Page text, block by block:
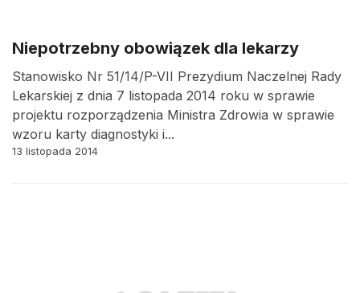
Niepotrzebny obowiązek dla lekarzy
Stanowisko Nr 51/14/P-VII Prezydium Naczelnej Rady
Lekarskiej z dnia 7 listopada 2014 roku w sprawie
projektu rozporządzenia Ministra Zdrowia w sprawie
wzoru karty diagnostyki i...
13 listopada 2014